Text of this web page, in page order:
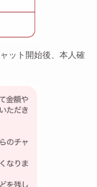
ット開始後、本人確